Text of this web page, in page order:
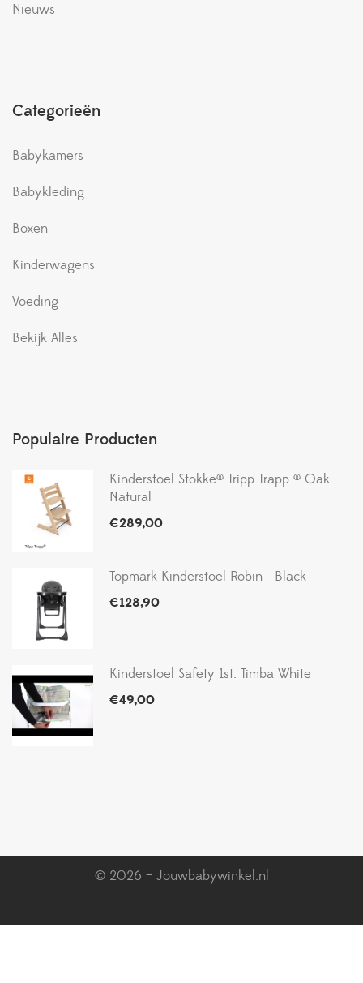
Nieuws
Categorieën
Babykamers
Babykleding
Boxen
Kinderwagens
Voeding
Bekijk Alles
Populaire Producten
Kinderstoel Stokke® Tripp Trapp ® Oak
Natural
€289,00
Topmark Kinderstoel Robin - Black
€128,90
Kinderstoel Safety 1st. Timba White
€49,00
© 2026 – Jouwbabywinkel.nl